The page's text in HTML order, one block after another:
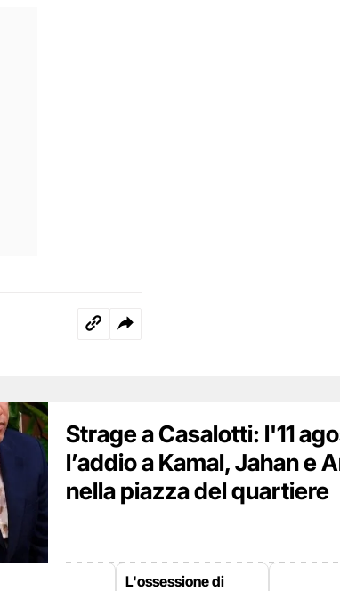
Strage a Casalotti: l'11
l’addio a Kamal, Jahan e
nella piazza del quartiere
L'ossessione di